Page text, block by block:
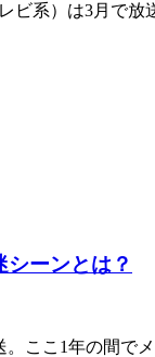
系）は3月で
ーンとは？
ここ1年の間で